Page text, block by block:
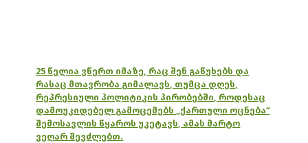
25 წელია ვწერთ იმაზე, რაც შენ გაწუხებს და
რასაც მთავრობა გიმალავს, თუმცა დღეს,
რეპრესიული პოლიტიკის პირობებში, როდესაც
დამოუკიდებელ გამოცემებს „ქართული ოცნება“
შემოსავლის წყაროს უკეტავს, ამას მარტო
ვეღარ შევძლებთ.